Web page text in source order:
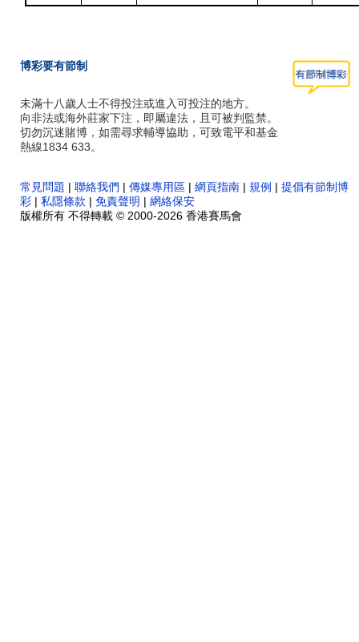
博彩要有節制
未滿十八歲人士不得投注或進入可投注的地方。
向非法或海外莊家下注，即屬違法，且可被判監禁。
切勿沉迷賭博，如需尋求輔導協助，可致電平和基金
熱線1834 633。
常見問題 | 聯絡我們 | 傳媒專用區 | 網頁指南 | 規例 | 提倡有節制博
彩 | 私隱條款 | 免責聲明 | 網絡保安
版權所有 不得轉載 © 2000-2026 香港賽馬會